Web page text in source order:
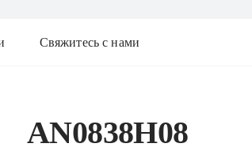
Свяжитесь с нами
AN0838H08